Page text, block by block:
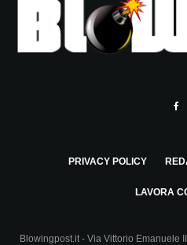
PRIVACY POLICY
LAVORA
Blowingpost.it - Via Vittorio Emanuele